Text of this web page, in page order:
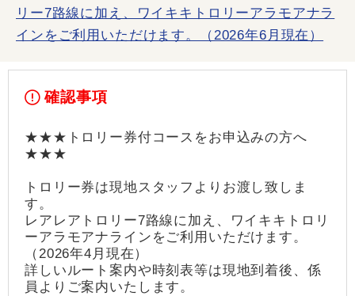
リー7路線に加え、ワイキキトロリーアラモアナラ
インをご利用いただけます。（2026年6月現在）
確認事項
★★★トロリー券付コースをお申込みの方へ
★★★
トロリー券は現地スタッフよりお渡し致しま
す。
レアレアトロリー7路線に加え、ワイキキトロリ
ーアラモアナラインをご利用いただけます。
（2026年4月現在）
詳しいルート案内や時刻表等は現地到着後、係
員よりご案内いたします。